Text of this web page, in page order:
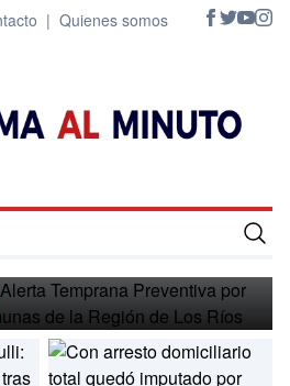
| Quienes somos
Alerta Temprana
para ocho